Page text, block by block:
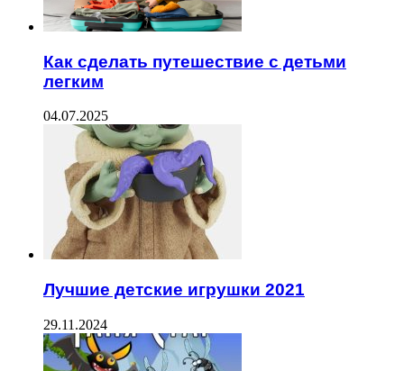
Как сделать путешествие с детьми
легким
04.07.2025
Лучшие детские игрушки 2021
29.11.2024